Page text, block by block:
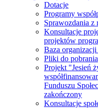
Dotacje
Programy
Sprawozdania z
Konsultacje
projektów
Baza
Pliki do pobrania
Projekt "Jesień
Funduszu
zakończony
Konsultacje